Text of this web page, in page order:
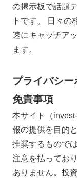
の掲示板で話題
トです。 日々の
速にキャッチア
ます。
プライバシ
免責事項
本サイト（
報の提供を目的
推奨するもので
注意を払ってお
ありません。投